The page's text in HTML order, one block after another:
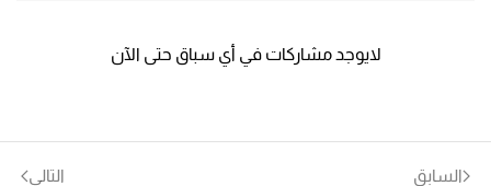
لايوجد مشاركات في أي سباق حتى الآن
السابق التالي